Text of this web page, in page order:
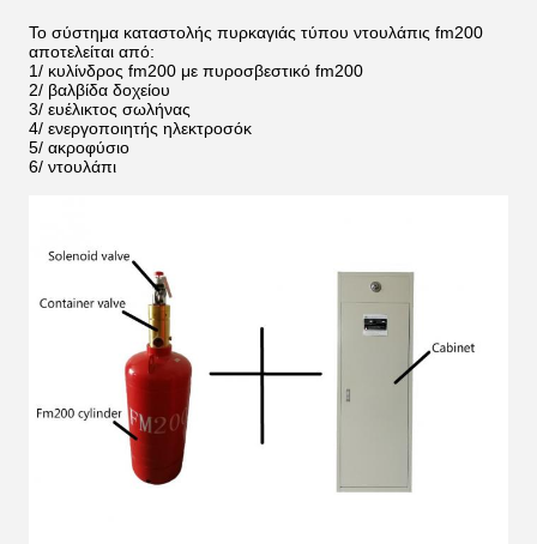
Το σύστημα καταστολής πυρκαγιάς τύπου ντουλάπις fm200
αποτελείται από:
1/ κυλίνδρος fm200 με πυροσβεστικό fm200
2/ βαλβίδα δοχείου
3/ ευέλικτος σωλήνας
4/ ενεργοποιητής ηλεκτροσόκ
5/ ακροφύσιο
6/ ντουλάπι